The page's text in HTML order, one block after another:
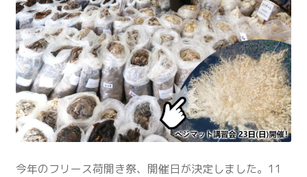
今年のフリース荷開き祭、開催日が決定しました。11